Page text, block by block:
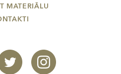
MATERIĀLU